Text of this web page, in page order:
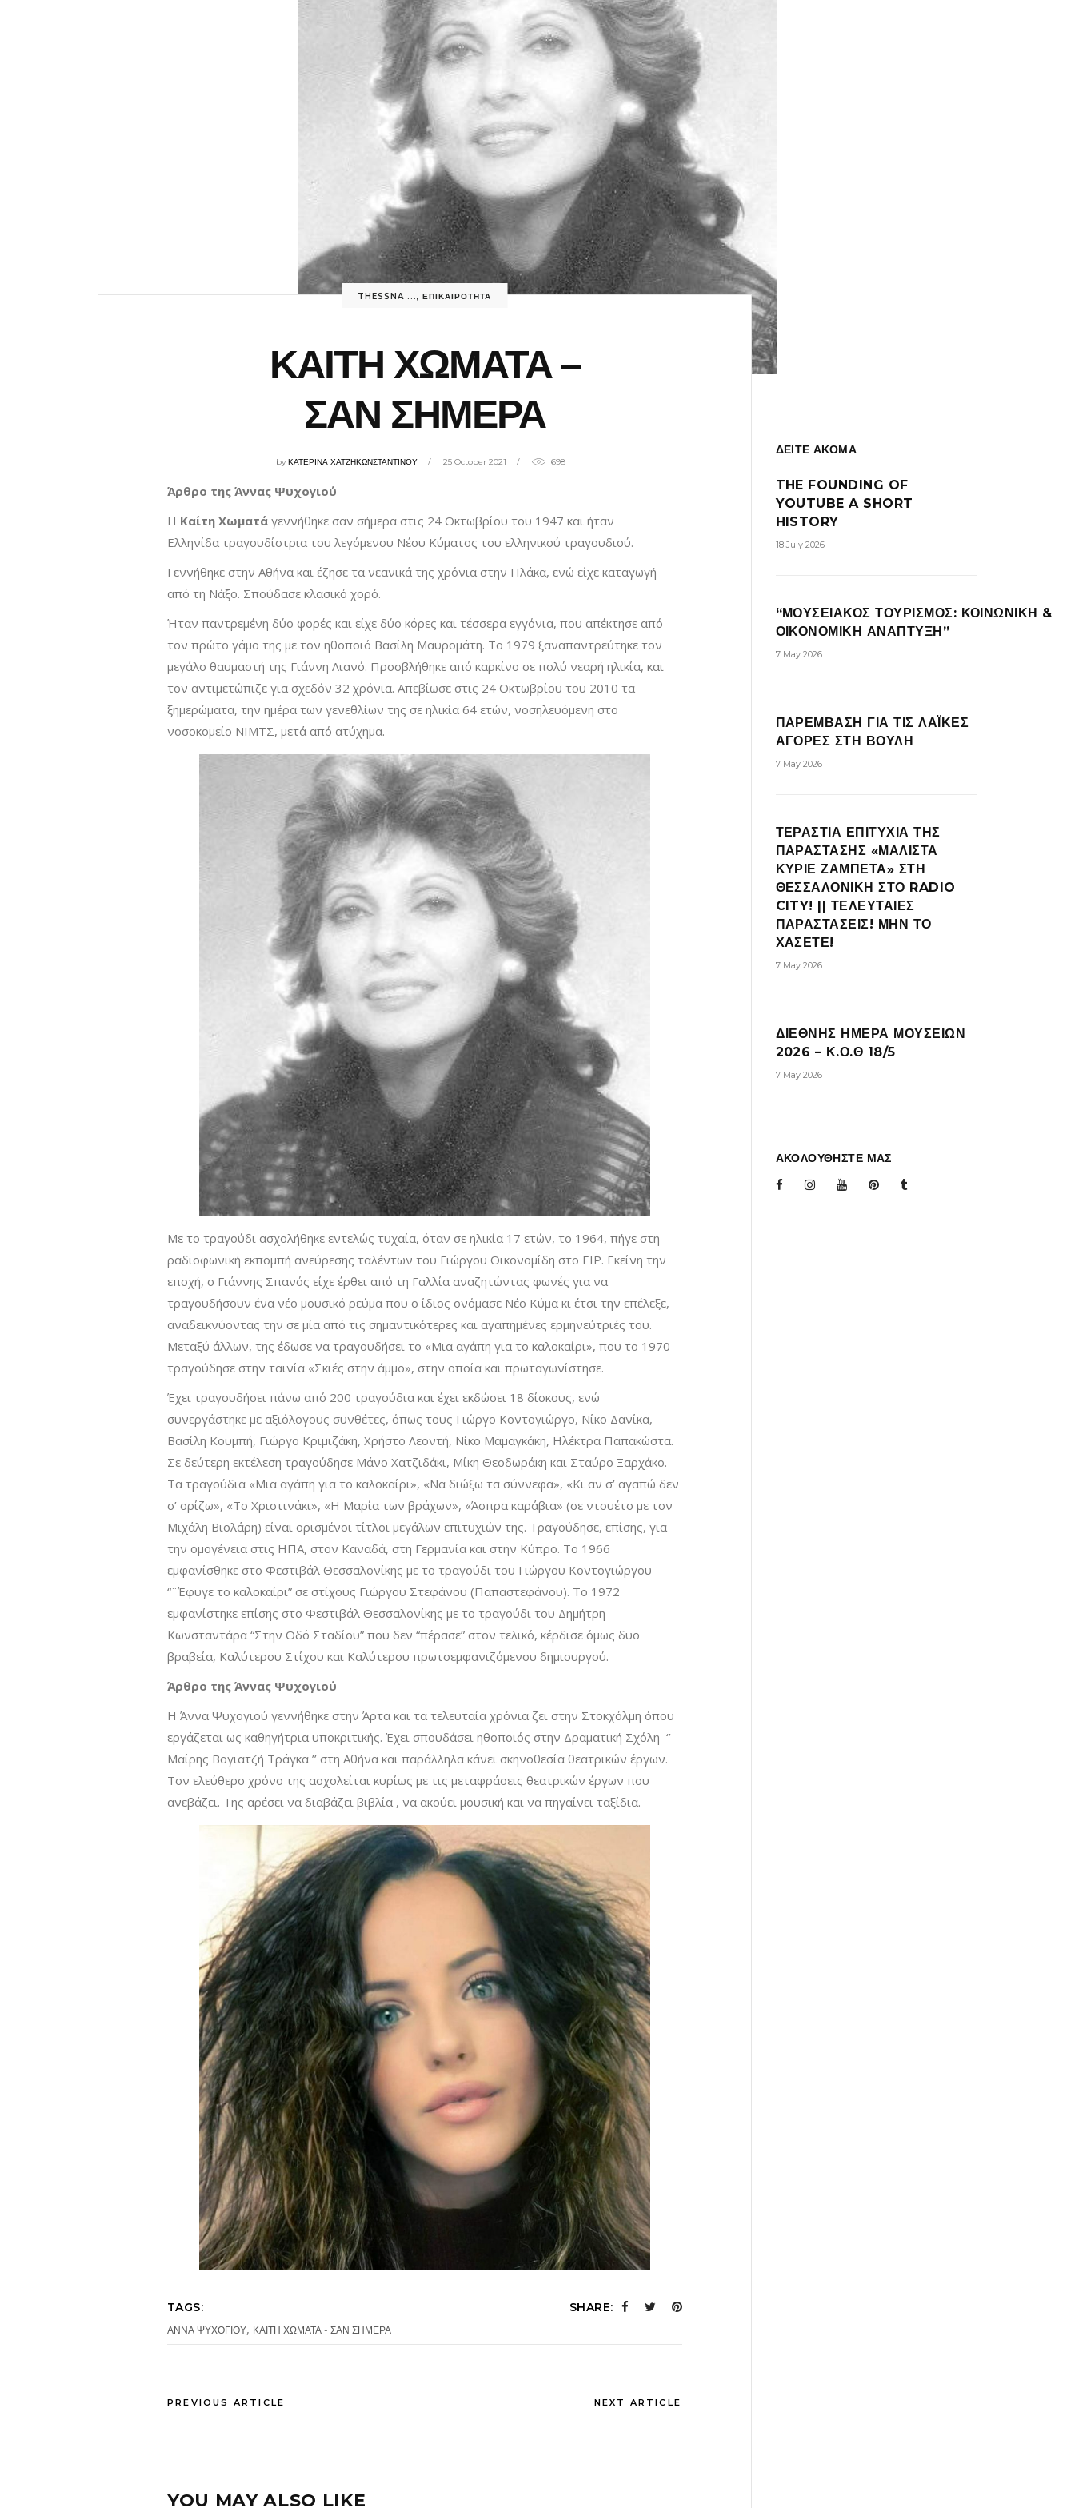
THESSNA ...,ΕΠΙΚΑΙΡΟΤΗΤΑ
ΚΑΙΤΗ ΧΩΜΑΤΑ –
ΣΑΝ ΣΗΜΕΡΑ
byΚΑΤΕΡΙΝΑ ΧΑΤΖΗΚΩΝΣΤΑΝΤΙΝΟΥ 25 October 2021 698
Άρθρο της Άννας Ψυχογιού
Η Καίτη Χωματά γεννήθηκε σαν σήμερα στις 24 Οκτωβρίου του 1947 και ήταν
Ελληνίδα τραγουδίστρια του λεγόμενου Νέου Κύματος του ελληνικού τραγουδιού.
Γεννήθηκε στην Αθήνα και έζησε τα νεανικά της χρόνια στην Πλάκα, ενώ είχε καταγωγή
από τη Νάξο. Σπούδασε κλασικό χορό.
Ήταν παντρεμένη δύο φορές και είχε δύο κόρες και τέσσερα εγγόνια, που απέκτησε από
τον πρώτο γάμο της με τον ηθοποιό Βασίλη Μαυρομάτη. Το 1979 ξαναπαντρεύτηκε τον
μεγάλο θαυμαστή της Γιάννη Λιανό. Προσβλήθηκε από καρκίνο σε πολύ νεαρή ηλικία, και
τον αντιμετώπιζε για σχεδόν 32 χρόνια. Απεβίωσε στις 24 Οκτωβρίου του 2010 τα
ξημερώματα, την ημέρα των γενεθλίων της σε ηλικία 64 ετών, νοσηλευόμενη στο
νοσοκομείο ΝΙΜΤΣ, μετά από ατύχημα.
Με το τραγούδι ασχολήθηκε εντελώς τυχαία, όταν σε ηλικία 17 ετών, το 1964, πήγε στη
ραδιοφωνική εκπομπή ανεύρεσης ταλέντων του Γιώργου Οικονομίδη στο ΕΙΡ. Εκείνη την
εποχή, ο Γιάννης Σπανός είχε έρθει από τη Γαλλία αναζητώντας φωνές για να
τραγουδήσουν ένα νέο μουσικό ρεύμα που ο ίδιος ονόμασε Νέο Κύμα κι έτσι την επέλεξε,
αναδεικνύοντας την σε μία από τις σημαντικότερες και αγαπημένες ερμηνεύτριές του.
Μεταξύ άλλων, της έδωσε να τραγουδήσει το «Μια αγάπη για το καλοκαίρι», που το 1970
τραγούδησε στην ταινία «Σκιές στην άμμο», στην οποία και πρωταγωνίστησε.
Έχει τραγουδήσει πάνω από 200 τραγούδια και έχει εκδώσει 18 δίσκους, ενώ
συνεργάστηκε με αξιόλογους συνθέτες, όπως τους Γιώργο Κοντογιώργο, Νίκο Δανίκα,
Βασίλη Κουµπή, Γιώργο Κριµιζάκη, Χρήστο Λεοντή, Νίκο Μαμαγκάκη, Ηλέκτρα Παπακώστα.
Σε δεύτερη εκτέλεση τραγούδησε Μάνο Χατζιδάκι, Μίκη Θεοδωράκη και Σταύρο Ξαρχάκο.
Τα τραγούδια «Μια αγάπη για το καλοκαίρι», «Να διώξω τα σύννεφα», «Κι αν σ’ αγαπώ δεν
σ’ ορίζω», «Το Χριστινάκι», «Η Μαρία των βράχων», «Άσπρα καράβια» (σε ντουέτο με τον
Μιχάλη Βιολάρη) είναι ορισμένοι τίτλοι μεγάλων επιτυχιών της. Τραγούδησε, επίσης, για
την ομογένεια στις ΗΠΑ, στον Καναδά, στη Γερμανία και στην Κύπρο. Το 1966
εμφανίσθηκε στο Φεστιβάλ Θεσσαλονίκης με το τραγούδι του Γιώργου Κοντογιώργου
“¨Έφυγε το καλοκαίρι” σε στίχους Γιώργου Στεφάνου (Παπαστεφάνου). Το 1972
εμφανίστηκε επίσης στο Φεστιβάλ Θεσσαλονίκης με το τραγούδι του Δημήτρη
Κωνσταντάρα “Στην Οδό Σταδίου” που δεν “πέρασε” στον τελικό, κέρδισε όμως δυο
βραβεία, Καλύτερου Στίχου και Καλύτερου πρωτοεμφανιζόμενου δημιουργού.
Άρθρο της Άννας Ψυχογιού
Η Άννα Ψυχογιού γεννήθηκε στην Άρτα και τα τελευταία χρόνια ζει στην Στοκχόλμη όπου
εργάζεται ως καθηγήτρια υποκριτικής. Έχει σπουδάσει ηθοποιός στην Δραματική Σχόλη ‘’
Μαίρης Βογιατζή Τράγκα ’’ στη Αθήνα και παράλληλα κάνει σκηνοθεσία θεατρικών έργων.
Τον ελεύθερο χρόνο της ασχολείται κυρίως με τις μεταφράσεις θεατρικών έργων που
ανεβάζει. Της αρέσει να διαβάζει βιβλία , να ακούει μουσική και να πηγαίνει ταξίδια.
TAGS:
ΑΝΝΑ ΨΥΧΟΓΙΟΥ, ΚΑΙΤΗ ΧΩΜΑΤΑ - ΣΑΝ ΣΗΜΕΡΑ
SHARE:
PREVIOUS ARTICLE NEXT ARTICLE
YOU MAY ALSO LIKE
ΔΕΙΤΕ ΑΚΟΜΑ
THE FOUNDING OF
YOUTUBE A SHORT
HISTORY
18 July 2026
“ΜΟΥΣΕΙΑΚΟΣ ΤΟΥΡΙΣΜΟΣ: ΚΟΙΝΩΝΙΚΗ &
ΟΙΚΟΝΟΜΙΚΗ ΑΝΑΠΤΥΞΗ”
7 May 2026
ΠΑΡΕΜΒΑΣΗ ΓΙΑ ΤΙΣ ΛΑΪΚΕΣ
ΑΓΟΡΕΣ ΣΤΗ ΒΟΥΛΗ
7 May 2026
ΤΕΡΑΣΤΙΑ ΕΠΙΤΥΧΙΑ ΤΗΣ
ΠΑΡΑΣΤΑΣΗΣ «ΜΑΛΙΣΤΑ
ΚΥΡΙΕ ΖΑΜΠΕΤΑ» ΣΤΗ
ΘΕΣΣΑΛΟΝΙΚΗ ΣΤΟ RADIO
CITY! || ΤΕΛΕΥΤΑΙΕΣ
ΠΑΡΑΣΤΑΣΕΙΣ! ΜΗΝ ΤΟ
ΧΑΣΕΤΕ!
7 May 2026
ΔΙΕΘΝΗΣ ΗΜΕΡΑ ΜΟΥΣΕΙΩΝ
2026 – Κ.Ο.Θ 18/5
7 May 2026
ΑΚΟΛΟΥΘΗΣΤΕ ΜΑΣ